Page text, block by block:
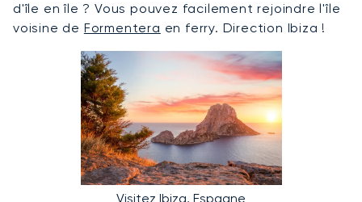
d'île en île ? Vous pouvez facilement rejoindre l'île
voisine de Formentera en ferry. Direction Ibiza !
Visitez Ibiza, Espagne